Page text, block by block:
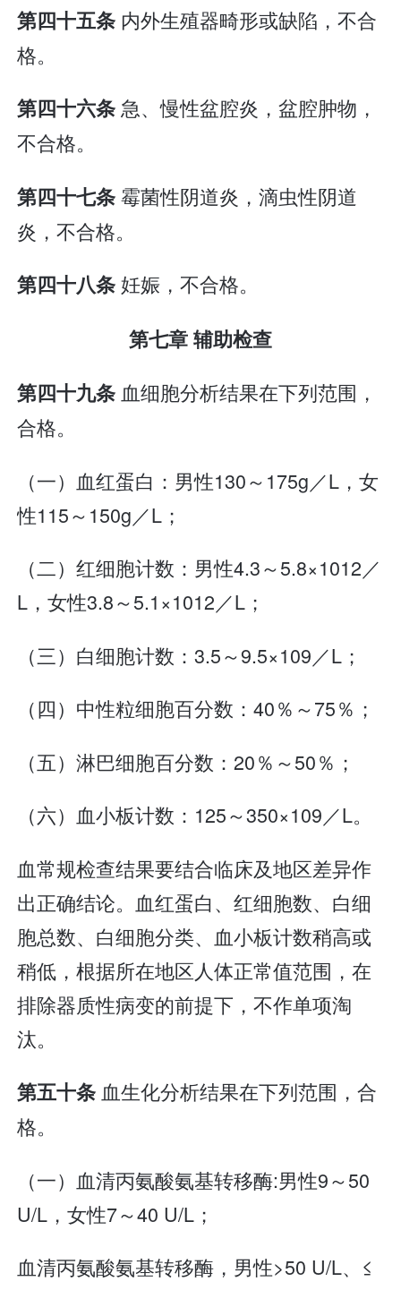
第四十五条 内外生殖器畸形或缺陷，不合
格。
第四十六条急、慢性盆腔炎，盆腔肿物，
不合格。
第四十七条霉菌性阴道炎，滴虫性阴道
炎，不合格。
第四十八条妊娠，不合格。
第七章 辅助检查
第四十九条血细胞分析结果在下列范围，
合格。
（一）血红蛋白：男性130～175g／L，女
性115～150g／L；
（二）红细胞计数：男性4.3～5.8×1012／
L，女性3.8～5.1×1012／L；
（三）白细胞计数：3.5～9.5×109／L；
（四）中性粒细胞百分数：40％～75％；
（五）淋巴细胞百分数：20％～50％；
（六）血小板计数：125～350×109／L。
血常规检查结果要结合临床及地区差异作
出正确结论。血红蛋白、红细胞数、白细
胞总数、白细胞分类、血小板计数稍高或
稍低，根据所在地区人体正常值范围，在
排除器质性病变的前提下，不作单项淘
汰。
第五十条血生化分析结果在下列范围，合
格。
（一）血清丙氨酸氨基转移酶:男性9～50
U/L，女性7～40 U/L；
血清丙氨酸氨基转移酶，男性>50 U/L、≤